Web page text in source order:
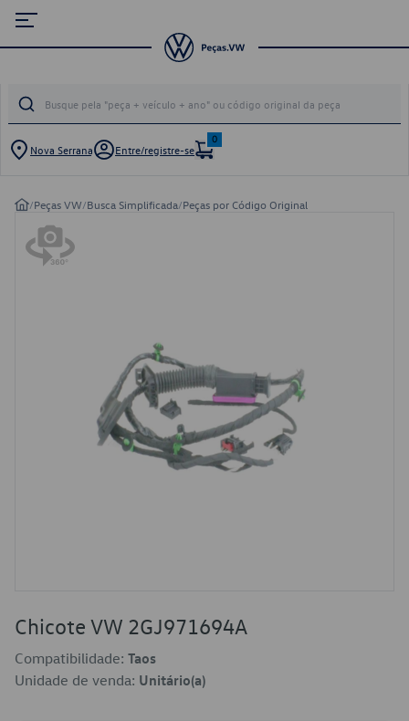
Nova Serrana Entre/registre-se
0
/Peças VW/Busca Simplificada/Peças por Código Original
Chicote VW 2GJ971694A
Compatibilidade: Taos
Unidade de venda: Unitário(a)